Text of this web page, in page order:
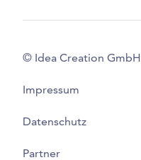
© Idea Creation GmbH
Impressum
Datenschutz
Partner